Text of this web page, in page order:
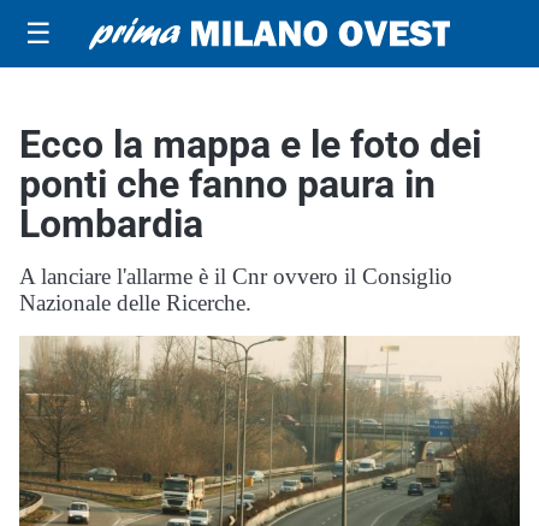
☰
Ecco la mappa e le foto dei
ponti che fanno paura in
Lombardia
A lanciare l'allarme è il Cnr ovvero il Consiglio
Nazionale delle Ricerche.